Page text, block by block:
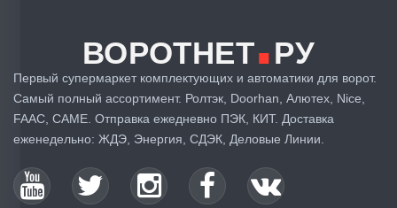
ВОРОТНЕТ.РУ
Первый супермаркет комплектующих и автоматики для ворот.
Самый полный ассортимент. Ролтэк, Doorhan, Алютех, Nice,
FAAC, CAME. Отправка ежедневно ПЭК, КИТ. Доставка
еженедельно: ЖДЭ, Энергия, СДЭК, Деловые Линии.